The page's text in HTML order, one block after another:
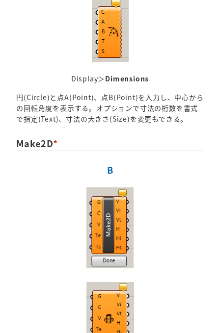
Display＞Dimensions
円(Circle)と点A(Point)、点B(Point)を入力し、中心から
の回転角度を表示する。オプションで寸法の桁数を書式
で指定(Text)、寸法の大きさ(Size)を変更もできる。
Make2D*
B